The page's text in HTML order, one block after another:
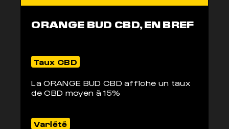
ORANGE BUD CBD, EN BREF
Taux CBD
La ORANGE BUD CBD affiche un taux
de CBD moyen à 15%
Variété